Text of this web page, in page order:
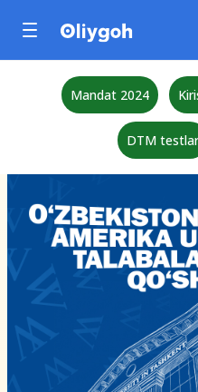
Mandat 2024
DTM testlar